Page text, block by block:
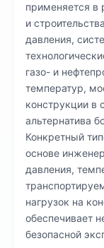
применяется в
и
давления,
газо- и
температур,
конструкции в
альтернатива
Конкретный
основе
давления,
нагрузок на
обеспечивает
безопасной